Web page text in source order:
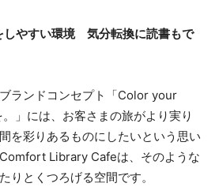
しやすい環境 気分転換に読書もで
ランドコンセプト「Color your
」には、お客さまの旅がより実り
を彩りあるものにしたいという思い
Library Cafeは、そのような
りとくつろげる空間です。